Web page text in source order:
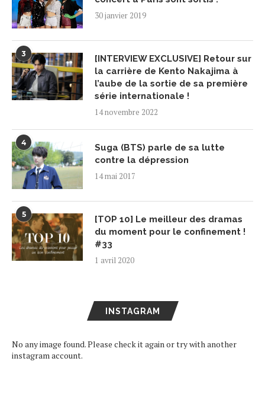
30 janvier 2019
3
[INTERVIEW EXCLUSIVE] Retour sur
la carrière de Kento Nakajima à
l’aube de la sortie de sa première
série internationale !
14 novembre 2022
4
Suga (BTS) parle de sa lutte
contre la dépression
14 mai 2017
5
[TOP 10] Le meilleur des dramas
du moment pour le confinement !
#33
1 avril 2020
INSTAGRAM
No any image found. Please check it again or try with another
instagram account.